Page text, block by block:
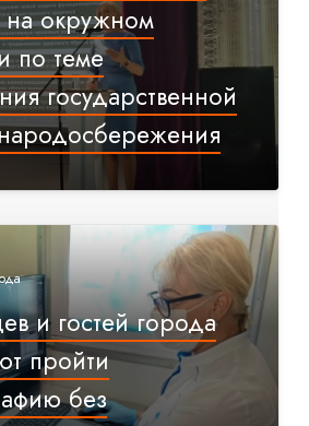
окружном
по теме
государственной
и гостей города
пройти
без